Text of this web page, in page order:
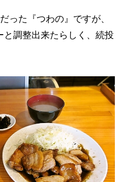
った『つわの』ですが、
と調整出来たらしく、続投